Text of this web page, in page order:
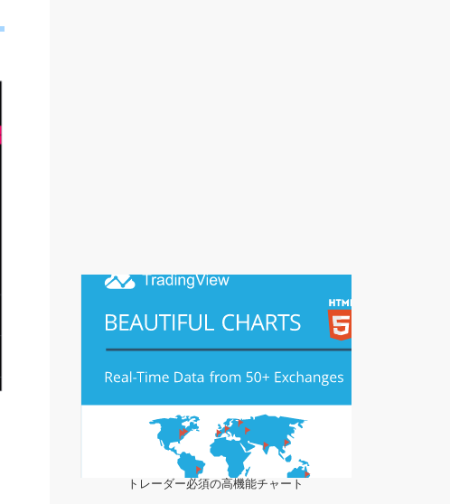
トレーダー必須の高機能チャート